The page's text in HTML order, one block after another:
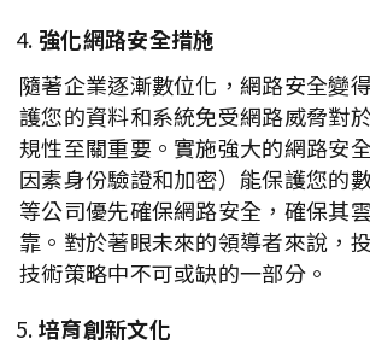
強化網路安全措施
隨著企業逐漸數位化，網路安全變
護您的資料和系統免受網路威脅對
規性至關重要。實施強大的網路安
因素身份驗證和加密）能保護您的
等公司優先確保網路安全，確保其
靠。對於著眼未來的領導者來說，
技術策略中不可或缺的一部分。
培育創新文化